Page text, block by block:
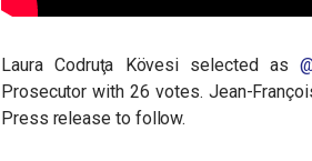
Laura Codruţa Kövesi selected as
Prosecutor with 26 votes. Jean-
Press release to follow.